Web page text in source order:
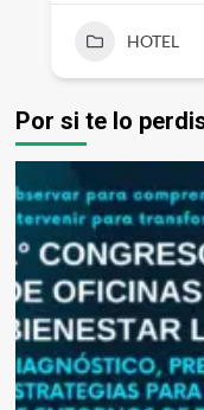
HOTEL
Por si te lo